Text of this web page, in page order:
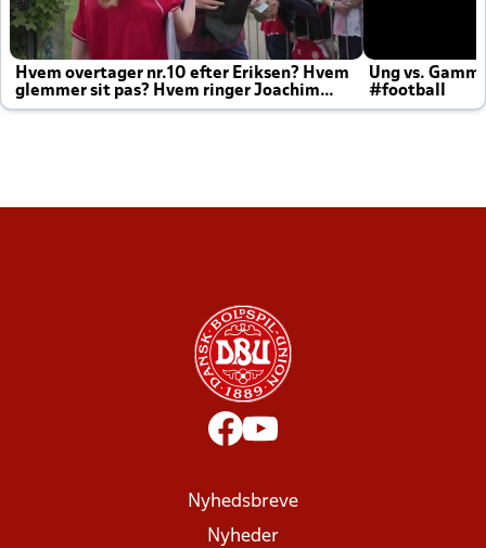
Hvem overtager nr.10 efter Eriksen? Hvem
glemmer sit pas? Hvem ringer Joachim
altid til efter kampe?
Ung vs.
#football
Nyhedsbreve
Nyheder